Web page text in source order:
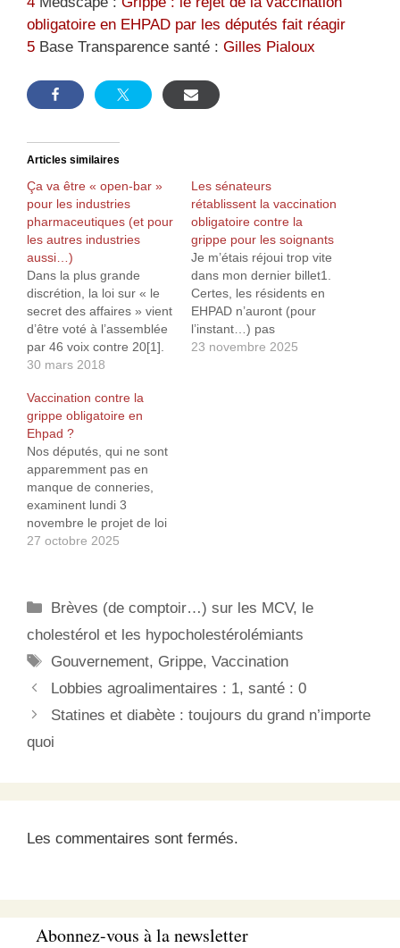
obligatoire en EHPAD par les députés fait réagir
5 Base Transparence santé : Gilles Pialoux
Articles similaires
Ça va être « open-bar »
pour les industries
pharmaceutiques (et pour
les autres industries
aussi…)
Dans la plus grande
discrétion, la loi sur « le
secret des affaires » vient
d’être voté à l’assemblée
par 46 voix contre 20[1].
Déjà, nous sommes en
question à quoi servent
nos députés lorsque l’on
constate que le vote
d’une loi de cette
importance ne réunit…
30 mars 2018
Les sénateurs
rétablissent la vaccination
obligatoire contre la
grippe pour les soignants
Je m’étais réjoui trop vite
dans mon dernier billet1.
Certes, les résidents en
EHPAD n’auront (pour
l’instant…) pas
d’obligation de se faire
23 novembre 2025
Vaccination contre la
grippe obligatoire en
Ehpad ?
Nos députés, qui ne sont
apparemment pas en
manque de conneries,
examinent lundi 3
novembre le projet de loi
de financement de la
contre la grippe pour tous
les résidents de ces
Souhaitant même qu’à
l’avenir celle-ci soit aussi
obligatoire tout…
27 octobre 2025
Catégories
Brèves (de comptoir…) sur les MCV, le
cholestérol et les hypocholestérolémiants
Étiquettes
Gouvernement, Grippe,Vaccination
Lobbies agroalimentaires : 1, santé : 0
Statines et diabète : toujours du grand n’importe
quoi
Les commentaires sont fermés.
Abonnez-vous à la newsletter